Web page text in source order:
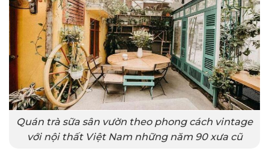
Quán trà sữa sân vườn theo phong cách vintage
với nội thất Việt Nam những năm 90 xưa cũ